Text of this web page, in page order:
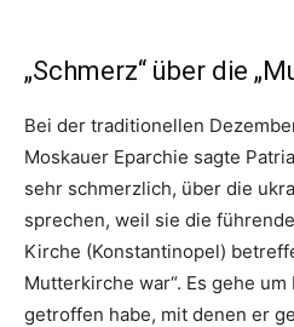
„Schmerz“ über die
Bei der traditionellen
Moskauer Eparchie sagte
sehr schmerzlich, über die
sprechen, weil sie die
Kirche (Konstantinopel)
Mutterkirche war“. Es gehe
getroffen habe, mit denen er